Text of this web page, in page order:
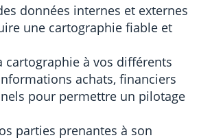
données internes et externes
une cartographie fiable et
cartographie à vos différents
achats, financiers
pour permettre un pilotage
parties prenantes à son